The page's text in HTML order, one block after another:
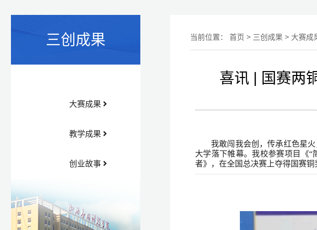
三创成果
大赛成果
教学成果
创业故事
当前位置： 首页 > 三创成果 > 大赛成
喜讯 | 国赛两
我敢闯我会创，传承红色星
大学落下帷幕。我校参赛项目《
者》，在全国总决赛上夺得国赛